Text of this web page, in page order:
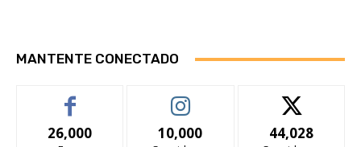
MANTENTE CONECTADO
26,000 10,000 44,028